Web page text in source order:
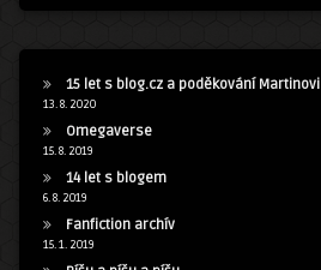
15 let s blog.cz a poděkování Martinovi
13. 8. 2020
Omegaverse
15. 8. 2019
14 let s blogem
6. 8. 2019
Fanfiction archív
15. 1. 2019